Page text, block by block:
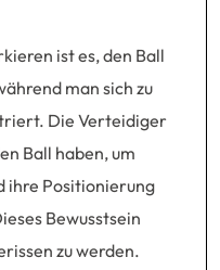
ist es, den Ball
man sich zu
Die Verteidiger
Ball haben, um
ihre Positionierung
Bewusstsein
zu werden.